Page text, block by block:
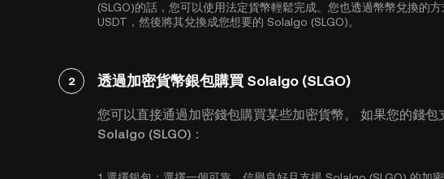
(SLGO)的話，您可以使用法定貨幣輕鬆完成。您也透過幣幣兌換的
USDT ，然後將其兌換成您想要的 Solalgo (SLGO)。
2 透過加密貨幣銀包購買 Solalgo (SLGO)
您可以直接通過加密錢包購買某些加密貨幣。 如果您的錢
Solalgo (SLGO)：